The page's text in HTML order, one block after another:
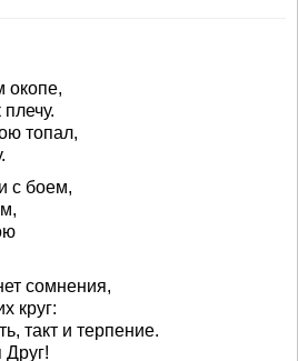
окопе,
топал,
с боем,
сомнения,
круг:
такт и терпение.
Друг!